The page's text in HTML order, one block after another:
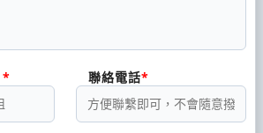
聯絡電話